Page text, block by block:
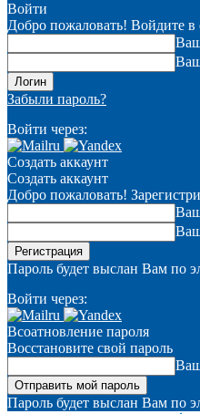
Войти
Добро пожаловать! Войдите
Забыли пароль?
Войти через:
Создать аккаунт
Создать аккаунт
Добро пожаловать!
Пароль будет выслан Вам по
Войти через:
Всоатновление пароля
Восстановите свой пароль
Пароль будет выслан Вам по